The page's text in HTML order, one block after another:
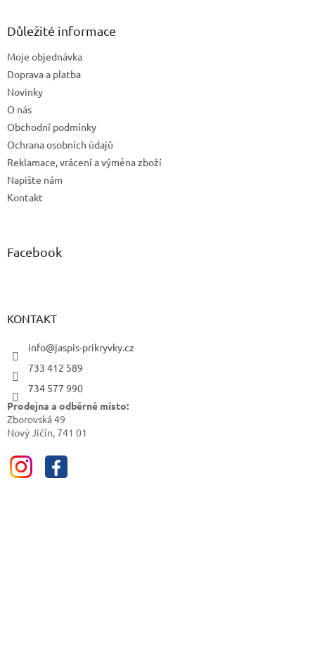
Důležité informace
Moje objednávka
Doprava a platba
Novinky
O nás
Obchodní podmínky
Ochrana osobních údajů
Reklamace, vrácení a výměna zboží
Napište nám
Kontakt
Facebook
KONTAKT
info@jaspis-prikryvky.cz
733 412 589
734 577 990
Prodejna a odběrné místo:
Zborovská 49
Nový Jičín, 741 01